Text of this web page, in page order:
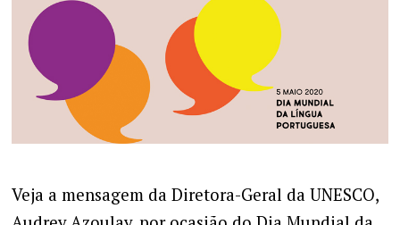
Veja a mensagem da Diretora-Geral da UNESCO,